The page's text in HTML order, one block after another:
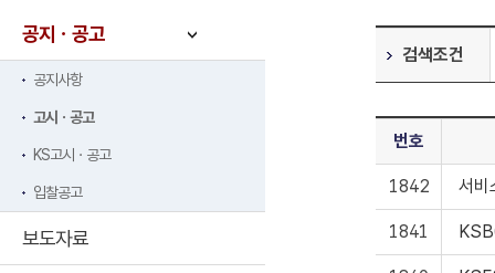
검색조건
번호
1842 서비
1841
공지ㆍ공고
공지사항
고시ㆍ공고
KS고시ㆍ공고
입찰공고
보도자료